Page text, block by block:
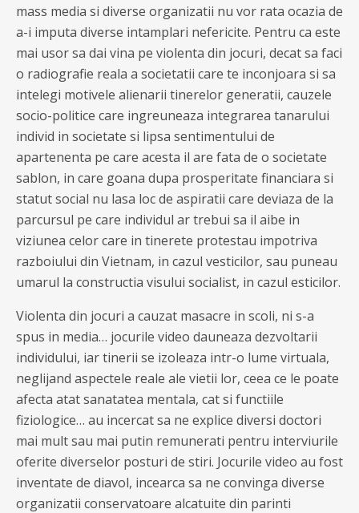
mass media si diverse organizatii nu vor rata ocazia de
a-i imputa diverse intamplari nefericite. Pentru ca este
mai usor sa dai vina pe violenta din jocuri, decat sa faci
o radiografie reala a societatii care te inconjoara si sa
intelegi motivele alienarii tinerelor generatii, cauzele
socio-politice care ingreuneaza integrarea tanarului
individ in societate si lipsa sentimentului de
apartenenta pe care acesta il are fata de o societate
sablon, in care goana dupa prosperitate financiara si
statut social nu lasa loc de aspiratii care deviaza de la
parcursul pe care individul ar trebui sa il aibe in
viziunea celor care in tinerete protestau impotriva
razboiului din Vietnam, in cazul vesticilor, sau puneau
umarul la constructia visului socialist, in cazul esticilor.
Violenta din jocuri a cauzat masacre in scoli, ni s-a
spus in media… jocurile video dauneaza dezvoltarii
individului, iar tinerii se izoleaza intr-o lume virtuala,
neglijand aspectele reale ale vietii lor, ceea ce le poate
afecta atat sanatatea mentala, cat si functiile
fiziologice… au incercat sa ne explice diversi doctori
mai mult sau mai putin remunerati pentru interviurile
oferite diverselor posturi de stiri. Jocurile video au fost
inventate de diavol, incearca sa ne convinga diverse
organizatii conservatoare alcatuite din parinti